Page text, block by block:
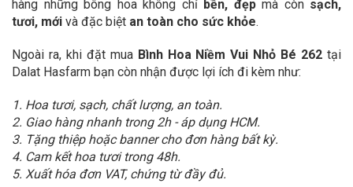
hàng những bông hoa không chỉ bền, đẹpmà còn sạch,
tươi, mới và đặc biệt an toàn cho sức khỏe.
Ngoài ra, khi đặt mua Bình Hoa Niềm Vui Nhỏ Bé 262 tại
Dalat Hasfarm bạn còn nhận được lợi ích đi kèm như:
1. Hoa tươi, sạch, chất lượng, an toàn.
2. Giao hàng nhanh trong 2h - áp dụng HCM.
3. Tặng thiệp hoặc banner cho đơn hàng bất kỳ.
4. Cam kết hoa tươi trong 48h.
5. Xuất hóa đơn VAT, chứng từ đầy đủ.